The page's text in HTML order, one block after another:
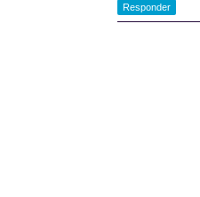
Responder